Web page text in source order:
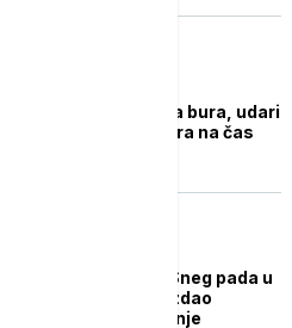
Trebinje zahvatila jaka bura, udari
vetra i do 40 kilometara na čas
Zimski talas u Srbiji: Sneg pada u
više gradova, RHMZ izdao
narandžasto upozorenje